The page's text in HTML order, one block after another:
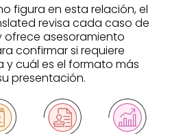
figura en esta relación, el
revisa cada caso de
ofrece asesoramiento
confirmar si requiere
cuál es el formato más
presentación.